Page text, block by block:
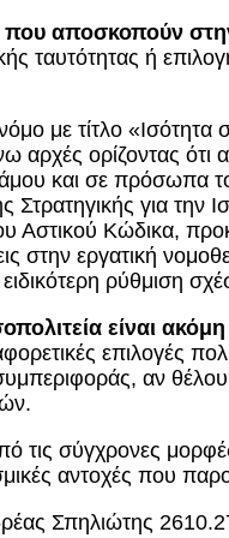
που αποσκοπούν
ταυτότητας ή
με τίτλο «Ισότητα
αρχές ορίζοντας
και σε πρόσωπα
Στρατηγικής για την
Αστικού Κώδικα,
στην εργατική
ρύθμιση
είναι
επιλογές
αν
τις σύγχρονες
αντοχές που
Σπηλιώτης